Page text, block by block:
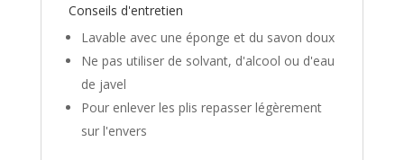
Conseils d'entretien
Lavable avec une éponge et du savon doux
Ne pas utiliser de solvant, d'alcool ou d'eau
de javel
Pour enlever les plis repasser légèrement
sur l'envers